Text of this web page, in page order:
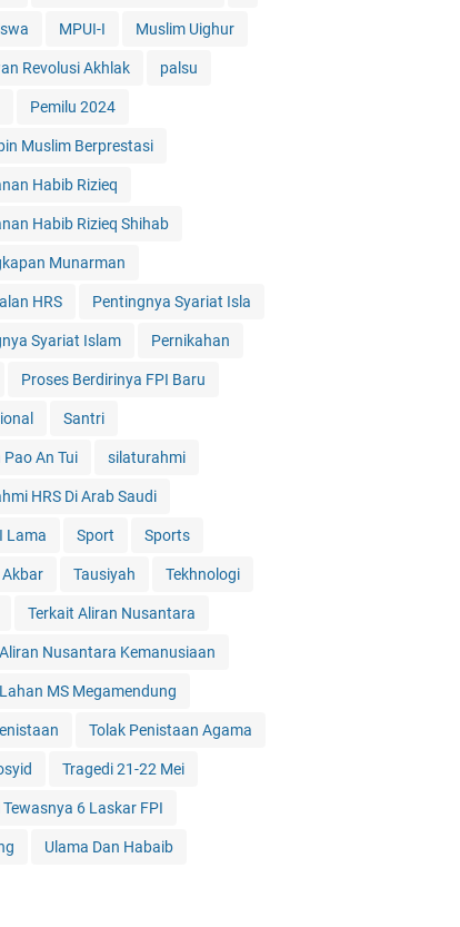
MPUI-I Muslim Uighur
Revolusi Akhlak palsu
Pemilu 2024
Muslim Berprestasi
Habib Rizieq
Habib Rizieq Shihab
Munarman
HRS Pentingnya Syariat Isla
Syariat Islam Pernikahan
Proses Berdirinya FPI Baru
Santri
Pao An Tui silaturahmi
HRS Di Arab Saudi
Lama Sport Sports
Tausiyah Tekhnologi
Terkait Aliran Nusantara
Nusantara Kemanusiaan
MS Megamendung
Tolak Penistaan Agama
Tragedi 21-22 Mei
Tewasnya 6 Laskar FPI
Ulama Dan Habaib